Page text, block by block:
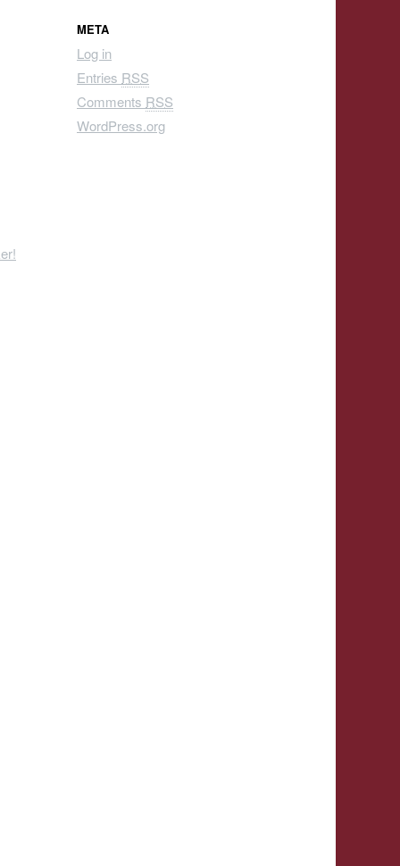
META
Log in
Entries RSS
Comments RSS
WordPress.org